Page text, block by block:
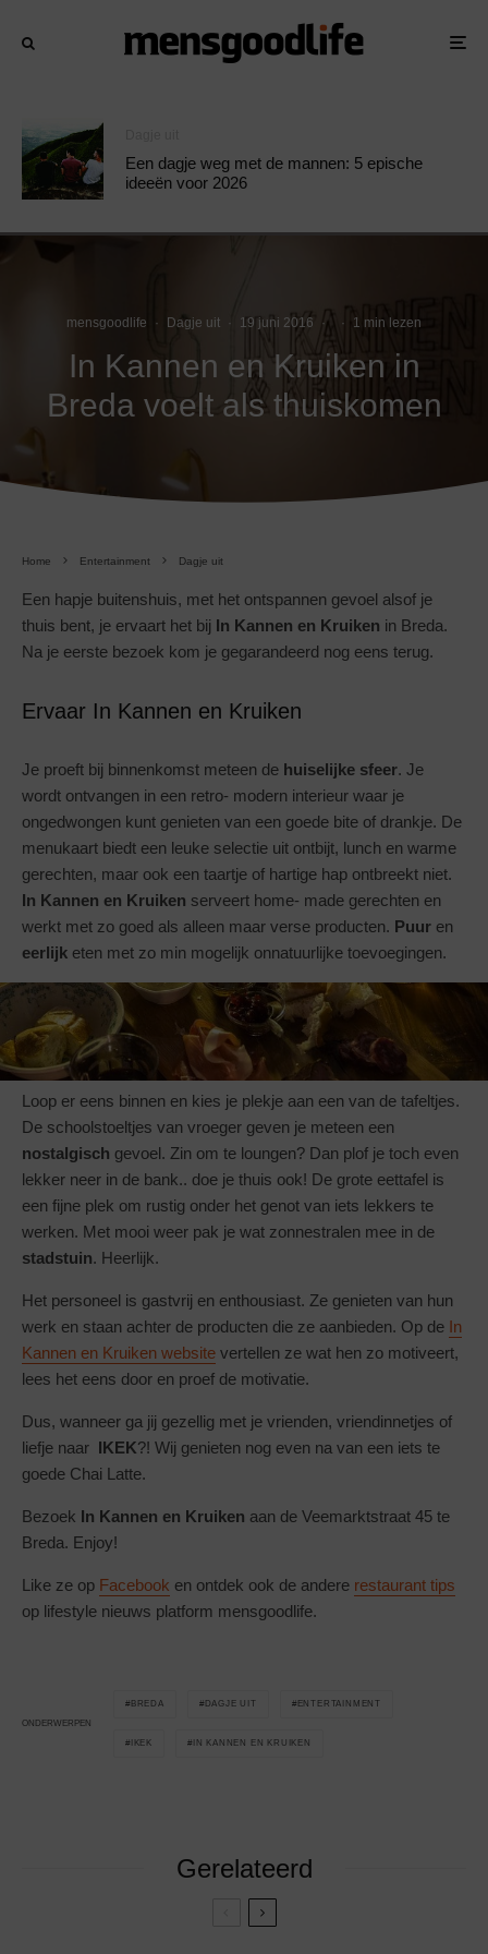
Een dagje weg met de mannen: 5 epische
ideeën voor 2026
mensgoodlife · Dagje uit · 19 juni 2016 · · 1 min lezen
In Kannen en Kruiken in
Breda voelt als thuiskomen
Home Entertainment Dagje uit
Een hapje buitenshuis, met het ontspannen gevoel alsof je
thuis bent, je ervaart het bij In Kannen en Kruiken in Breda.
Na je eerste bezoek kom je gegarandeerd nog eens terug.
Ervaar In Kannen en Kruiken
Je proeft bij binnenkomst meteen de huiselijke sfeer. Je
wordt ontvangen in een retro- modern interieur waar je
ongedwongen kunt genieten van een goede bite of drankje. De
menukaart biedt een leuke selectie uit ontbijt, lunch en warme
gerechten, maar ook een taartje of hartige hap ontbreekt niet.
In Kannen en Kruiken serveert home- made gerechten en
werkt met zo goed als alleen maar verse producten. Puur en
eerlijk eten met zo min mogelijk onnatuurlijke toevoegingen.
Loop er eens binnen en kies je plekje aan een van de tafeltjes.
De schoolstoeltjes van vroeger geven je meteen een
nostalgisch gevoel. Zin om te loungen? Dan plof je toch even
lekker neer in de bank.. doe je thuis ook! De grote eettafel is
een fijne plek om rustig onder het genot van iets lekkers te
werken. Met mooi weer pak je wat zonnestralen mee in de
stadstuin. Heerlijk.
Het personeel is gastvrij en enthousiast. Ze genieten van hun
werk en staan achter de producten die ze aanbieden. Op de In
Kannen en Kruiken website vertellen ze wat hen zo motiveert,
lees het eens door en proef de motivatie.
Dus, wanneer ga jij gezellig met je vrienden, vriendinnetjes of
liefje naar IKEK?! Wij genieten nog even na van een iets te
goede Chai Latte.
Bezoek In Kannen en Kruiken aan de Veemarktstraat 45 te
Breda. Enjoy!
Like ze op Facebook en ontdek ook de andere restaurant tips
op lifestyle nieuws platform mensgoodlife.
ONDERWERPEN
BREDA DAGJE UIT ENTERTAINMENT
IKEK IN KANNEN EN KRUIKEN
Gerelateerd